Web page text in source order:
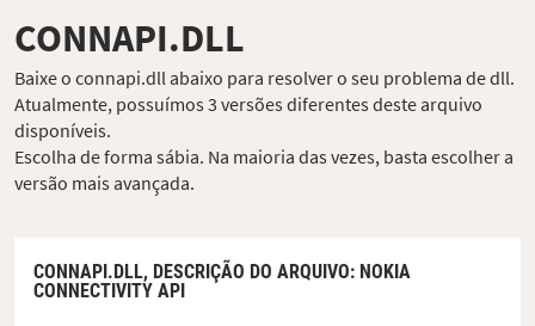
CONNAPI.DLL
Baixe o connapi.dll abaixo para resolver o seu problema de dll.
Atualmente, possuímos 3 versões diferentes deste arquivo
disponíveis.
Escolha de forma sábia. Na maioria das vezes, basta escolher a
versão mais avançada.
CONNAPI.DLL, DESCRIÇÃO DO ARQUIVO: NOKIA
CONNECTIVITY API